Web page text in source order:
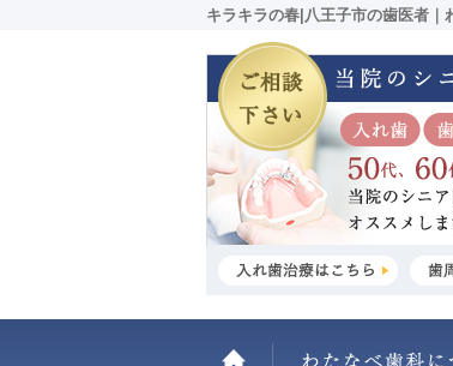
キラキラの春|八王子市の歯医者｜
ホーム